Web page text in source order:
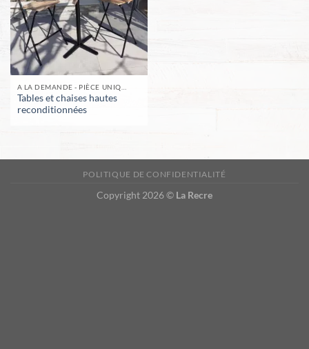
Tables et chaises hautes
reconditionnées
POLITIQUE DE CONFIDENTIALITÉ
Copyright 2026 © La Recre